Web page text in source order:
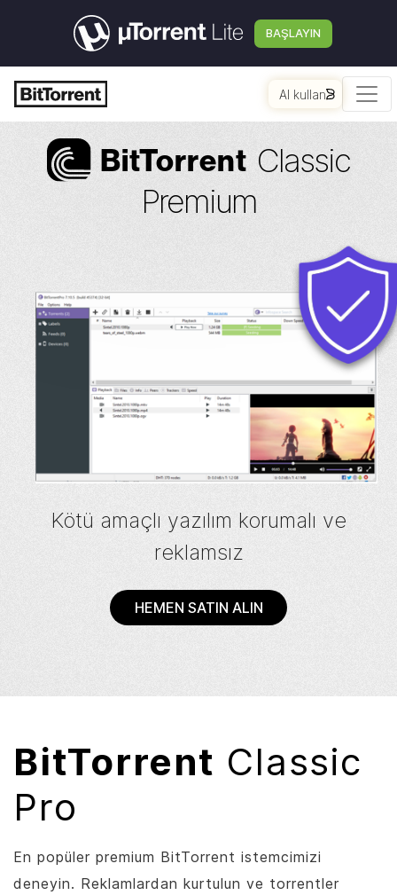
BAŞLAYIN
AI kullan
BitTorrent Classic
Premium
Kötü amaçlı yazılım korumalı ve
reklamsız
HEMEN SATIN ALIN
BitTorrent Classic
Pro
En popüler premium BitTorrent istemcimizi
deneyin. Reklamlardan kurtulun ve torrentler